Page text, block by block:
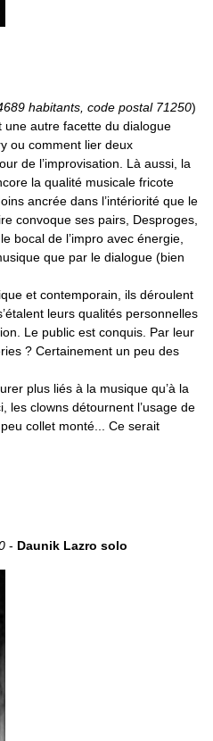
habitants, code postal 71250)
autre facette du dialogue
ou comment lier deux
de l’improvisation. Là aussi, la
la qualité musicale fricote
ancrée dans l’intériorité que le
convoque ses pairs, Desproges,
bocal de l’impro avec énergie,
que par le dialogue (bien
et contemporain, ils déroulent
leurs qualités personnelles
Le public est conquis. Par leur
? Certainement un peu des
plus liés à la musique qu’à la
les clowns détournent l’usage de
collet monté... Ce serait
- Daunik Lazro solo